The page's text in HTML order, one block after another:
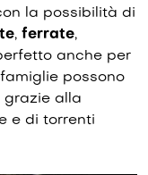
la possibilità di
, ferrate,
anche per
possono
grazie alla
e di torrenti